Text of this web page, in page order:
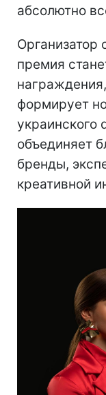
абсолютно
Организатор
премия
формирует
украинского
объединяет
бренды,
креативной